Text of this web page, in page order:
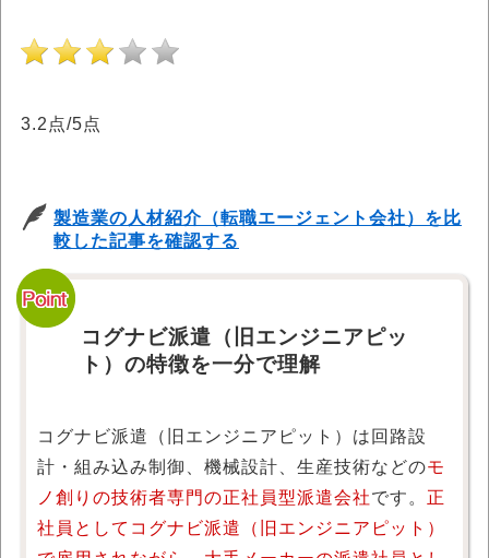
3.2点/5点
製造業の人材紹介（転職エージェント会社）を比
較した記事を確認する
コグナビ派遣（旧エンジニアピッ
ト）の特徴を一分で理解
コグナビ派遣（旧エンジニアピット）は回路設
計・組み込み制御、機械設計、生産技術などのモ
ノ創りの技術者専門の正社員型派遣会社です。 正
社員としてコグナビ派遣（旧エンジニアピット）